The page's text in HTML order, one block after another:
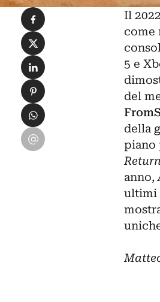
Il
come
5 e
del
della
piano
anno,
ultimi
Condividi su Facebook
Condividi su X
Condividi su LinkedIn
Condividi su Pinterest
Condividi su WhatsApp
Condividi su Email